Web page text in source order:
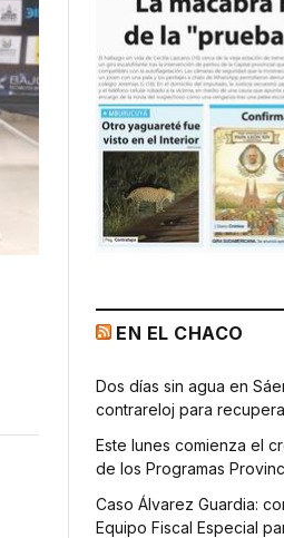
EN EL CHACO
Dos días sin agua en
contrareloj para
Este lunes comienza el
de los Programas
Caso Álvarez Guardia:
Equipo Fiscal Especial